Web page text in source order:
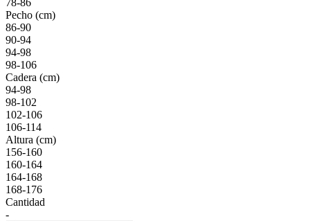
Pecho (cm)
86-90
90-94
94-98
98-106
Cadera (cm)
94-98
98-102
102-106
106-114
Altura (cm)
156-160
160-164
164-168
168-176
Cantidad
-